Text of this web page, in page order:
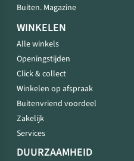
Buiten. Magazine
WINKELEN
Alle winkels
Openingstijden
Click & collect
Winkelen op afspraak
Buitenvriend voordeel
Zakelijk
Services
DUURZAAMHEID